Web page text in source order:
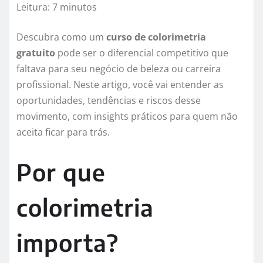
Leitura: 7 minutos
Descubra como um curso de colorimetria
gratuito pode ser o diferencial competitivo que
faltava para seu negócio de beleza ou carreira
profissional. Neste artigo, você vai entender as
oportunidades, tendências e riscos desse
movimento, com insights práticos para quem não
aceita ficar para trás.
Por que
colorimetria
importa?